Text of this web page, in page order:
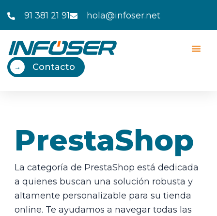
91 381 21 91 hola@infoser.net
→ Contacto
PrestaShop
La categoría de PrestaShop está dedicada
a quienes buscan una solución robusta y
altamente personalizable para su tienda
online. Te ayudamos a navegar todas las